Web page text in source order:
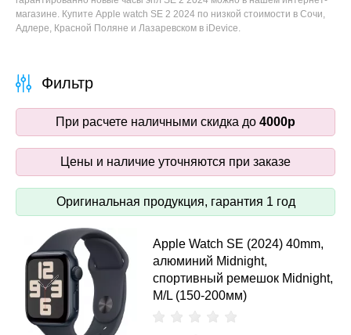
магазине. Купите Apple watch SE 2 2024 по низкой стоимости в Сочи,
Адлере, Красной Поляне и Лазаревском в iDevice.
При расчете наличными скидка до 4000р
Цены и наличие уточняются при заказе
Оригинальная продукция, гарантия 1 год
Apple Watch SE (2024) 40mm,
алюминий Midnight,
спортивный ремешок Midnight,
M/L (150-200мм)
Фильтр